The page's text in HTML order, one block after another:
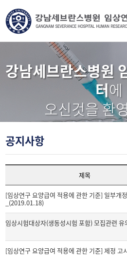
강남세브란스병원
터에
오신것을 환
공지사항
제목
[임상연구 요양급여 적용에 관한 기준] 일부개
_(2019.01.18)
임상시험대상자(생동성시험 포함) 모집관련 유
[임상연구 요양급여 적용에 관한 기준] 제정 고